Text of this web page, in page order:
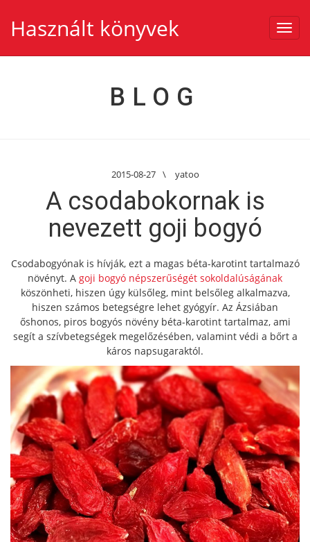
Használt könyvek
BLOG
2015-08-27 \ yatoo
A csodabokornak is
nevezett goji bogyó
Csodabogyónak is hívják, ezt a magas béta-karotint tartalmazó
növényt. A goji bogyó népszerűségét sokoldalúságának
köszönheti, hiszen úgy külsőleg, mint belsőleg alkalmazva,
hiszen számos betegségre lehet gyógyír. Az Ázsiában
őshonos, piros bogyós növény béta-karotint tartalmaz, ami
segít a szívbetegségek megelőzésében, valamint védi a bőrt a
káros napsugaraktól.